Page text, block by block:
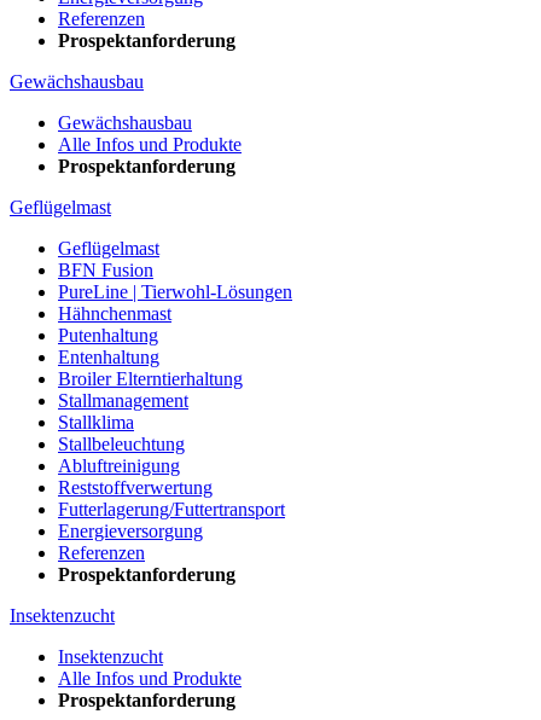
Referenzen
Prospektanforderung
Gewächshausbau
Gewächshausbau
Alle Infos und Produkte
Prospektanforderung
Geflügelmast
Geflügelmast
BFN Fusion
PureLine | Tierwohl-Lösungen
Hähnchenmast
Putenhaltung
Entenhaltung
Broiler Elterntierhaltung
Stallmanagement
Stallklima
Stallbeleuchtung
Abluftreinigung
Reststoffverwertung
Futterlagerung/Futtertransport
Energieversorgung
Referenzen
Prospektanforderung
Insektenzucht
Insektenzucht
Alle Infos und Produkte
Prospektanforderung